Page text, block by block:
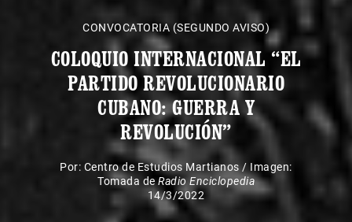
CONVOCATORIA (SEGUNDO AVISO)
COLOQUIO INTERNACIONAL “EL
PARTIDO REVOLUCIONARIO
CUBANO: GUERRA Y
REVOLUCIÓN”
Por: Centro de Estudios Martianos / Imagen:
Tomada deRadio Enciclopedia
14/3/2022